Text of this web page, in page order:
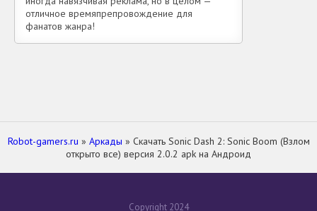
отличное времяпрепровождение для
фанатов жанра!
Robot-gamers.ru » Аркады » Скачать Sonic Dash 2: Sonic Boom (Взлом
открыто все) версия 2.0.2 apk на Андроид
Copyright 2024